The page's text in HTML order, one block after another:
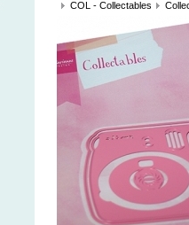
COL - Collectables